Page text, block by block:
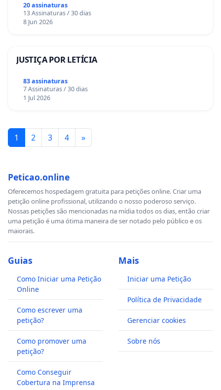
20 assinaturas
13 Assinaturas / 30 dias
8 Jun 2026
JUSTIÇA POR LETÍCIA
83 assinaturas
7 Assinaturas / 30 dias
1 Jul 2026
1 2 3 4 »
Peticao.online
Oferecemos hospedagem gratuita para petições online. Criar uma
petição online profissional, utilizando o nosso poderoso serviço.
Nossas petições são mencionadas na mídia todos os dias, então criar
uma petição é uma ótima maneira de ser notado pelo público e os
maiorais.
Guias
Como Iniciar uma Petição
Online
Como escrever uma
petição?
Como promover uma
petição?
Como Conseguir
Cobertura na Imprensa
Mais
Iniciar uma Petição
Política de Privacidade
Gerenciar cookies
Sobre nós